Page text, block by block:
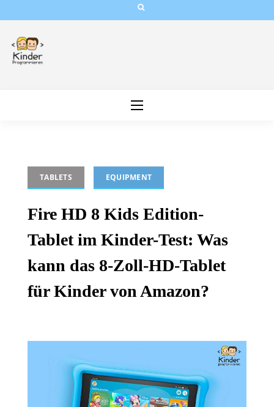
content
TABLETS EQUIPMENT
Fire HD 8 Kids Edition-
Tablet im Kinder-Test: Was
kann das 8-Zoll-HD-Tablet
für Kinder von Amazon?